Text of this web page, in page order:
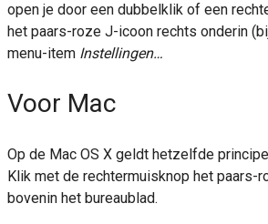
open je door een dubbelklik of een
het paars-roze J-icoon rechts onderin
menu-item Instellingen…
Voor Mac
Op de Mac OS X geldt hetzelfde
Klik met de rechtermuisknop het paars-
bovenin het bureaublad.